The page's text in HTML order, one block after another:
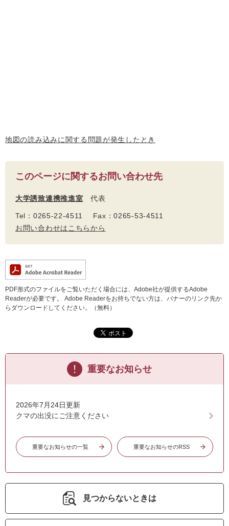
地図の読み込みに関する問題が発生したとき
このページに関するお問い合わせ先
大学誘致連携推進室 代表
Tel：0265-22-4511 Fax：0265-53-4511
お問い合わせはこちらから
PDF形式のファイルをご覧いただく場合には、Adobe社が提供するAdobe
Readerが必要です。
Adobe Readerをお持ちでない方は、バナーのリンク先か
らダウンロードしてください。（無料）
重要なお知らせ
2026年7月24日更新
クマの出没にご注意ください
重要なお知らせの一覧 重要なお知らせのRSS
見つからないときは